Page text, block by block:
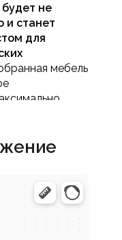
будет не
и станет
для
мебель
В
к
образ.